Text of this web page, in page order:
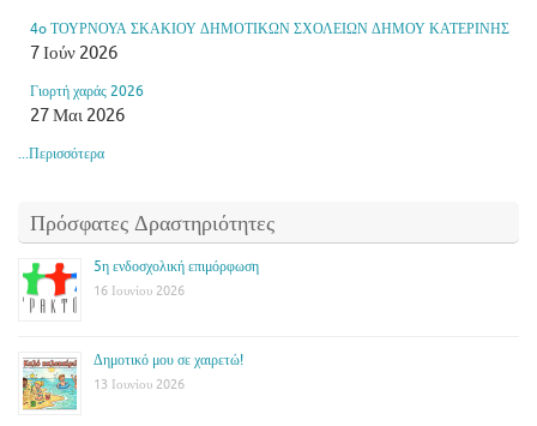
4o ΤΟΥΡΝΟΥΑ ΣΚΑΚΙΟΥ ΔΗΜΟΤΙΚΩΝ ΣΧΟΛΕΙΩΝ ΔΗΜΟΥ ΚΑΤΕΡΙΝΗΣ
7 Ιούν 2026
Γιορτή χαράς 2026
27 Μαι 2026
...Περισσότερα
Πρόσφατες Δραστηριότητες
5η ενδοσχολική επιμόρφωση
16 Ιουνίου 2026
Δημοτικό μου σε χαιρετώ!
13 Ιουνίου 2026